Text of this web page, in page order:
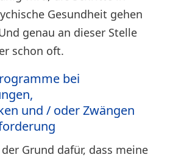
Gesundheit gehen
genau an dieser Stelle
schon oft.
bei
und / oder Zwängen
Grund dafür, dass meine